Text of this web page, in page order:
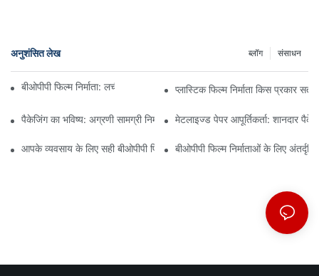
अनुशंसित लेख संसाधन
ब्लॉग
बीओपीपी फिल्म निर्माता: लचीली पैकेजिंग की रीढ़ की हड्डीप्लास्टिक फिल्म निर्माता किस प्रकार
पैकेजिंग का भविष्य: अग्रणी सामग्री निर्माताओं से अंतर्दृष्टिमेटलाइज्ड पेपर आपूर्तिकर्ता: शानदार
आपके व्यवसाय के लिए सही बीओपीपी फिल्म आपूर्तिकर्ता का चयन क्यों महत्वपूर्ण है?
बीओपीपी फिल्म निर्माताओं के लिए